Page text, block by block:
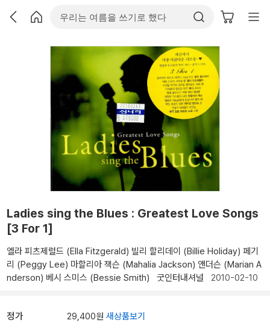
Ladies sing the Blues : Greatest Love Songs
[3 For 1]
엘라 피츠제럴드 (Ella Fitzgerald) 빌리 할리데이 (Billie Holiday) 페기
리 (Peggy Lee) 마할리아 잭슨 (Mahalia Jackson) 앤더슨 (Marian A
nderson) 베시 스미스 (Bessie Smith) 굿인터내셔널 2010-02-10
정가 29,400원 새상품보기